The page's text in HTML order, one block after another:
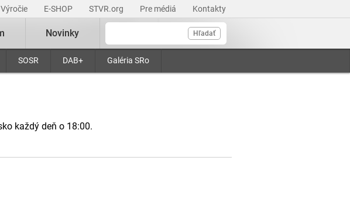
Výročie E-SHOP STVR.org Pre médiá Kontakty
Hľadať
SOSR DAB+ Galéria SRo
Novinky
každý deň o 18:00.